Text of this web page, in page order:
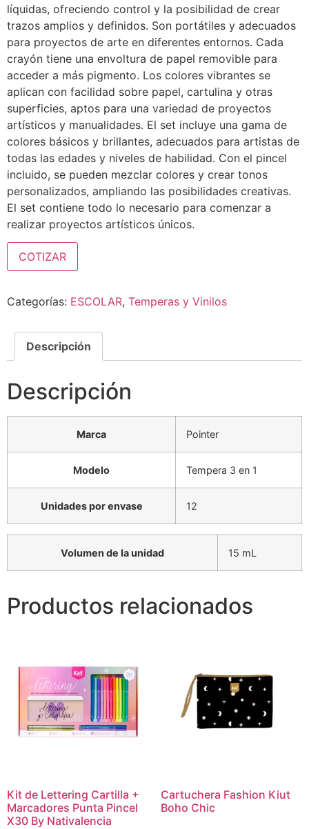
líquidas, ofreciendo control y la posibilidad de crear
trazos amplios y definidos. Son portátiles y adecuados
para proyectos de arte en diferentes entornos. Cada
crayón tiene una envoltura de papel removible para
acceder a más pigmento. Los colores vibrantes se
aplican con facilidad sobre papel, cartulina y otras
superficies, aptos para una variedad de proyectos
artísticos y manualidades. El set incluye una gama de
colores básicos y brillantes, adecuados para artistas de
todas las edades y niveles de habilidad. Con el pincel
incluido, se pueden mezclar colores y crear tonos
personalizados, ampliando las posibilidades creativas.
El set contiene todo lo necesario para comenzar a
realizar proyectos artísticos únicos.
COTIZAR
Categorías: ESCOLAR, Temperas y Vinilos
Descripción
Descripción
Marca Pointer
Modelo Tempera 3 en 1
Unidades por envase 12
Volumen de la unidad 15 mL
Productos relacionados
Kit de Lettering Cartilla +
Marcadores Punta Pincel
X30 By Nativalencia
Cartuchera Fashion Kiut
Boho Chic